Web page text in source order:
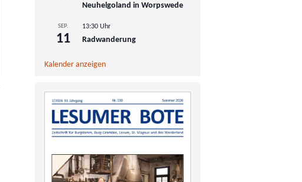
Neuhelgoland in Worpswede
SEP.
11
13:30 Uhr
Radwanderung
Kalender anzeigen